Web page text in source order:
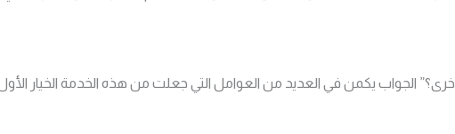
الجواب يكمن في العديد من العوامل التي جعلت من هذه الخدمة الخيار